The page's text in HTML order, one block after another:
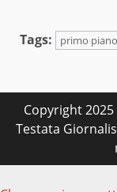
Tags: primo piano
Copyright
Testata